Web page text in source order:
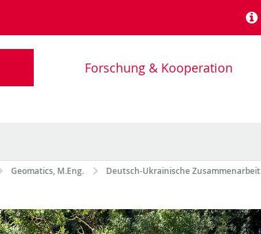
Forschung & Kooperation
Geomatics, M.Eng. Deutsch-Ukrainische Zusammenarbeit